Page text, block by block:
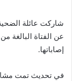
شاركت عائلة
إصاباتها.
في تحديث تمت